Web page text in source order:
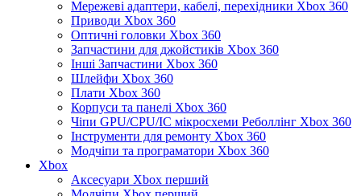
Мережеві адаптери, кабелі, перехідники Xbox 360
Приводи Xbox 360
Оптичні головки Xbox 360
Запчастини для джойстиків Xbox 360
Інші Запчастини Xbox 360
Шлейфи Xbox 360
Плати Xbox 360
Корпуси та панелі Xbox 360
Чіпи GPU/CPU/IC мікросхеми Реболлінг Xbox 360
Інструменти для ремонту Xbox 360
Модчіпи та програматори Xbox 360
Xbox
Аксесуари Xbox перший